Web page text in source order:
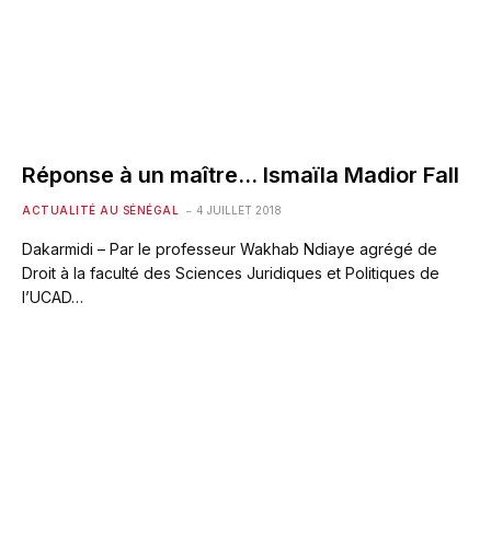
Réponse à un maître… Ismaïla Madior Fall
ACTUALITÉ AU SÉNÉGAL 4 JUILLET 2018
Dakarmidi – Par le professeur Wakhab Ndiaye agrégé de
Droit à la faculté des Sciences Juridiques et Politiques de
l’UCAD…